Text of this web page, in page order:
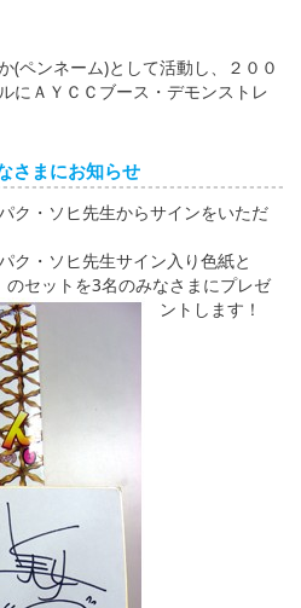
(ペンネーム)として活動し、２００
にＡＹＣＣブース・デモンストレ
さまにお知らせ
ク・ソヒ先生からサインをいただ
ク・ソヒ先生サイン入り色紙と
のセットを3名のみなさまにプレゼ
ントします！